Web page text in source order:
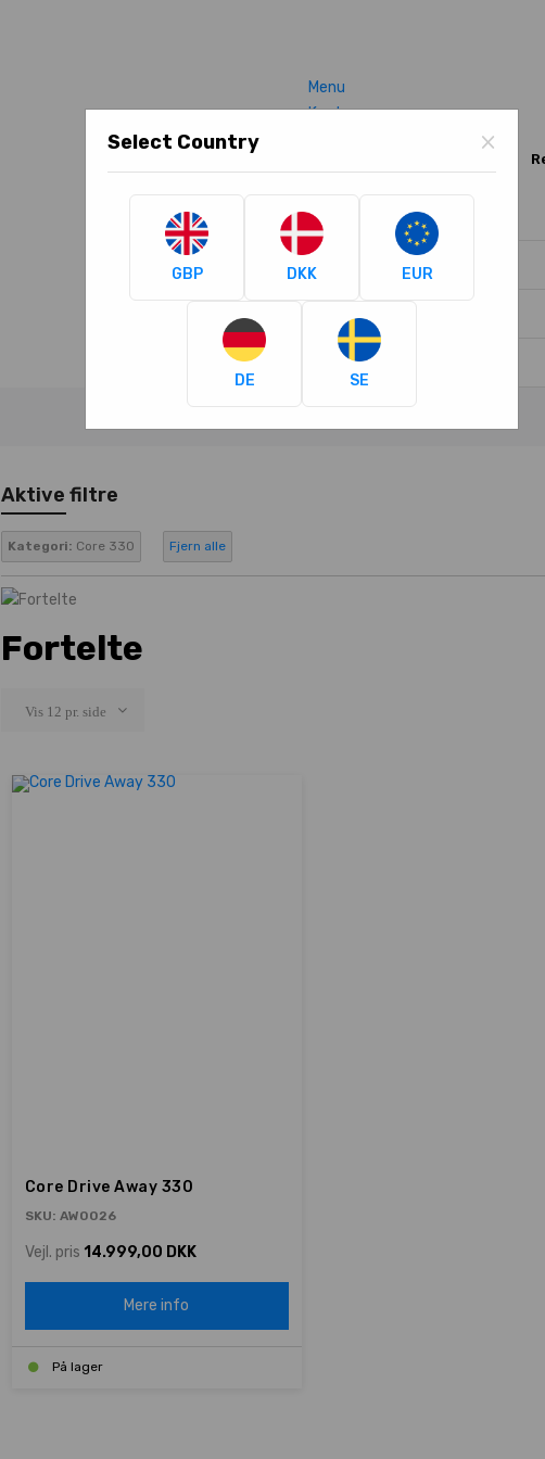
Menu
Konto
Min ønskeseddel
Opret en konto
×
Select Country
GBP DKK EUR
DE SE
Aktive filtre
Kategori: Core 330 Fjern alle
Fortelte
Core Drive Away 330
SKU: AW0026
Vejl. pris 14.999,00 DKK
Mere info
På lager